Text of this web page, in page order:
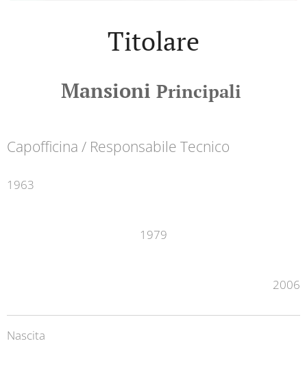
Titolare
Mansioni Principali
Capofficina / Responsabile Tecnico
1963
1979
2006
Nascita